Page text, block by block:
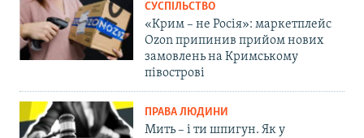
СУСПІЛЬСТВО
«Крим – не Росія»: маркетплейс
Ozon припинив прийом нових
замовлень на Кримському
півострові
ПРАВА ЛЮДИНИ
Мить – і ти шпигун. Як у